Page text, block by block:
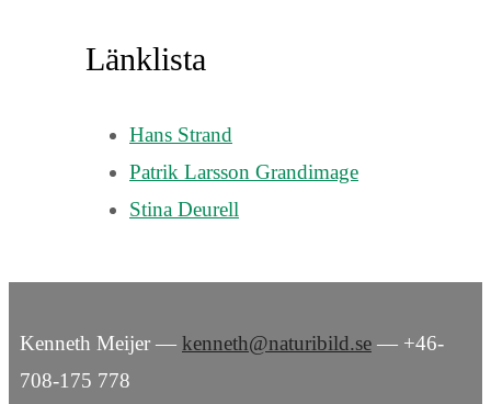
Länklista
Hans Strand
Patrik Larsson Grandimage
Stina Deurell
Kenneth Meijer — kenneth@naturibild.se — +46-
708-175 778